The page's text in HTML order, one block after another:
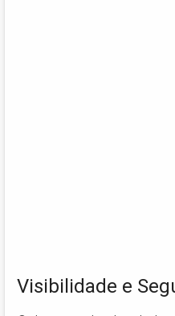
Visibilidade e